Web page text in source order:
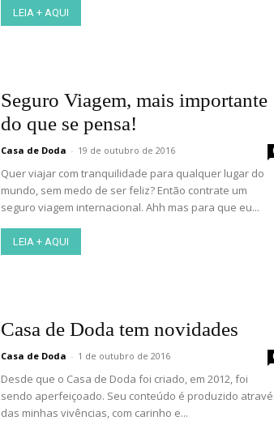
LEIA + AQUI
Seguro Viagem, mais importante
do que se pensa!
Casa de Doda - 19 de outubro de 2016
Quer viajar com tranquilidade para qualquer lugar do
mundo, sem medo de ser feliz? Então contrate um
seguro viagem internacional. Ahh mas para que eu...
LEIA + AQUI
Casa de Doda tem novidades
Casa de Doda - 1 de outubro de 2016
Desde que o Casa de Doda foi criado, em 2012, foi
sendo aperfeiçoado. Seu conteúdo é produzido
das minhas vivências, com carinho e...